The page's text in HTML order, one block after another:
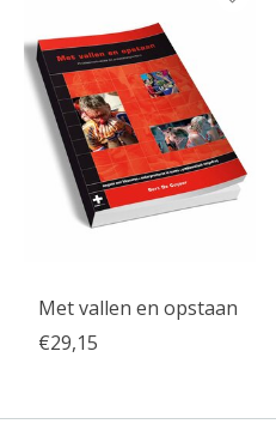
Met vallen en opstaan
€29,15